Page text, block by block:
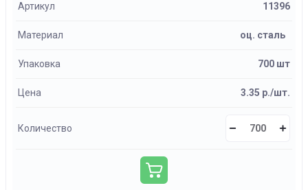
Артикул 11396
Материал оц. сталь
Упаковка 700 шт
Цена 3.35 р./шт.
Количество